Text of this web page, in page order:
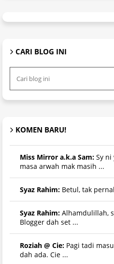
CARI BLOG INI
KOMEN BARU!
Miss Mirror a.k.a Sam: Sy ni
masa arwah mak masih ...
Syaz Rahim: Betul, tak
Syaz Rahim: Alhamdulillah,
Blogger dah set ...
Roziah @ Cie: Pagi tadi
dah ada. Cie ...